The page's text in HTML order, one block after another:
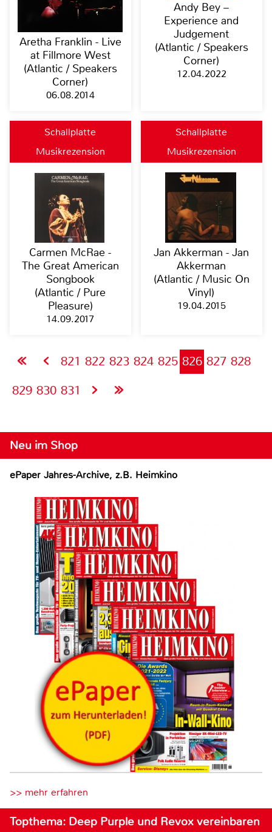
Aretha Franklin - Live
at Fillmore West
(Atlantic / Speakers
Corner)
06.08.2014
Andy Bey –
Experience and
Judgement
(Atlantic / Speakers
Corner)
12.04.2022
Schallplatte
Musikrezension
Carmen McRae -
The Great American
Songbook
(Atlantic / Pure
Pleasure)
14.09.2017
Schallplatte
Musikrezension
Jan Akkerman - Jan
Akkerman
(Atlantic / Music On
Vinyl)
19.04.2015
821 822 823 824 825 826 827 828
829 830 831
Neu im Shop
ePaper Jahres-Archive, z.B. Heimkino
>> mehr erfahren
Topthema: Deep Purple und Revox vereinbaren